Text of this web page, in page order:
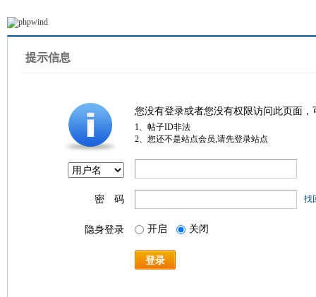
提示信息
您没有登录或者您没有权限访问此页面
1、帖子ID非法
2、您还不是站点会员,请先登录站点
密 码 找
隐身登录 开启 关闭
登录